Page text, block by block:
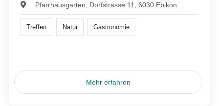
Pfarrhausgarten, Dorfstrasse 11, 6030 Ebikon
Treffen Natur Gastronomie
Mehr erfahren